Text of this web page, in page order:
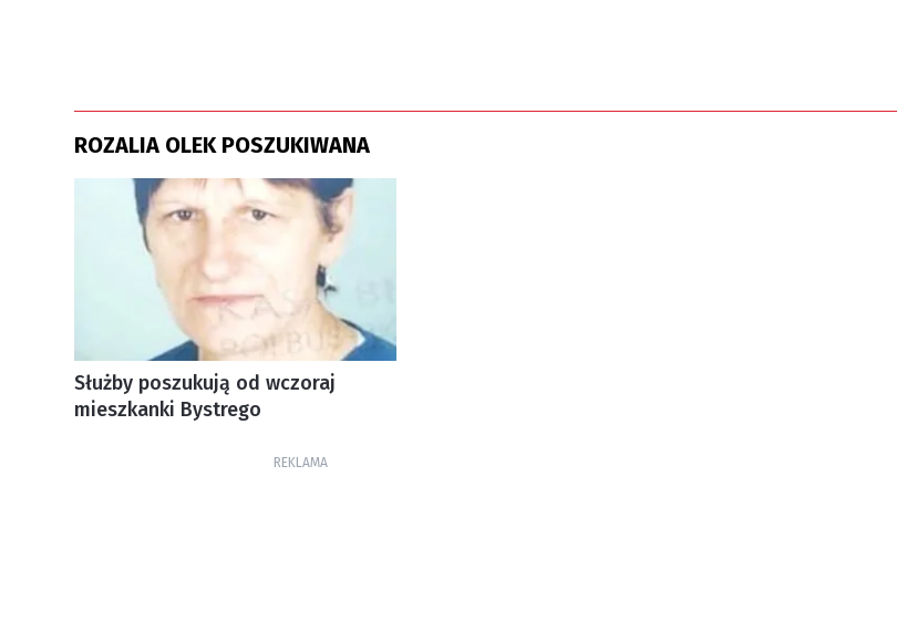
ROZALIA OLEK POSZUKIWANA
Służby poszukują od wczoraj
mieszkanki Bystrego
REKLAMA